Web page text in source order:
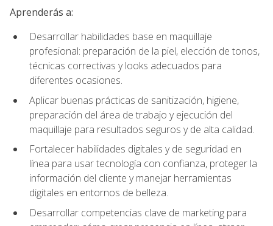
Aprenderás a:
Desarrollar habilidades base en maquillaje
profesional: preparación de la piel, elección de tonos,
técnicas correctivas y looks adecuados para
diferentes ocasiones.
Aplicar buenas prácticas de sanitización, higiene,
preparación del área de trabajo y ejecución del
maquillaje para resultados seguros y de alta calidad.
Fortalecer habilidades digitales y de seguridad en
línea para usar tecnología con confianza, proteger la
información del cliente y manejar herramientas
digitales en entornos de belleza.
Desarrollar competencias clave de marketing para